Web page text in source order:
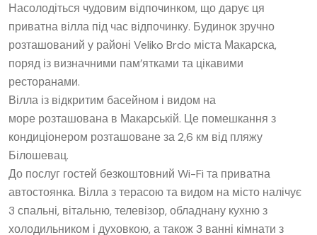
Насолодіться чудовим відпочинком, що дарує ця
приватна вілла під час відпочинку. Будинок зручно
розташований у районі Veliko Brdo міста Макарска,
поряд із визначними пам’ятками та цікавими
ресторанами.
Вілла із відкритим басейном і видом на
море розташована в Макарській. Це помешкання з
кондиціонером розташоване за 2,6 км від пляжу
Білошевац.
До послуг гостей безкоштовний Wi-Fi та приватна
автостоянка. Вілла з терасою та видом на місто налічує
3 спальні, вітальню, телевізор, обладнану кухню з
холодильником і духовкою, а також 3 ванні кімнати з